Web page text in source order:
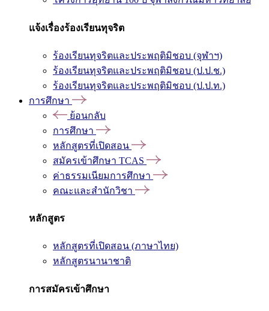
แจ้งเรื่องร้องเรียนทุจริต
ร้องเรียนทุจริตและประพฤติมิชอบ (จุฬาฯ)
ร้องเรียนทุจริตและประพฤติมิชอบ (ป.ป.ช.)
ร้องเรียนทุจริตและประพฤติมิชอบ (ป.ป.ท.)
การศึกษา
ย้อนกลับ
การศึกษา
หลักสูตรที่เปิดสอน
สมัครเข้าศึกษา TCAS
ค่าธรรมเนียมการศึกษา
คณะและสำนักวิชา
หลักสูตร
หลักสูตรที่เปิดสอน (ภาษาไทย)
หลักสูตรนานาชาติ
การสมัครเข้าศึกษา